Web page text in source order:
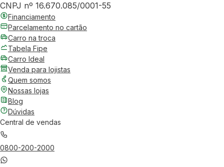
CNPJ nº 16.670.085/0001-55
Financiamento
Parcelamento no cartão
Carro na troca
Tabela Fipe
Carro Ideal
Venda para lojistas
Quem somos
Nossas lojas
Blog
Dúvidas
Central de vendas
0800-200-2000